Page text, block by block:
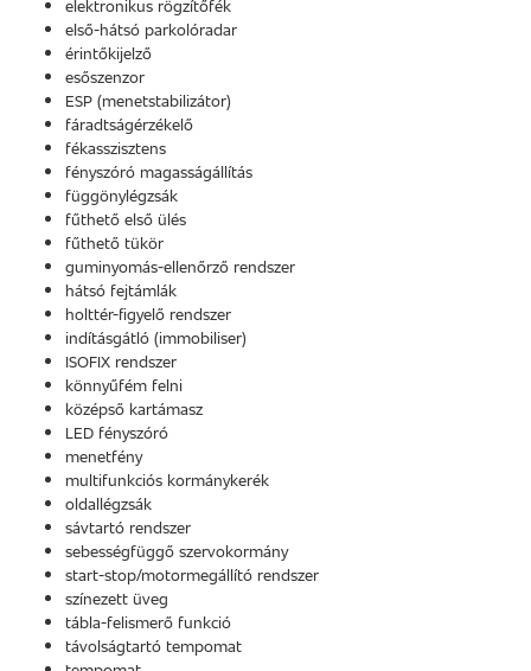
elektronikus rögzítőfék
első-hátsó parkolóradar
érintőkijelző
esőszenzor
ESP (menetstabilizátor)
fáradtságérzékelő
fékasszisztens
fényszóró magasságállítás
függönylégzsák
fűthető első ülés
fűthető tükör
guminyomás-ellenőrző rendszer
hátsó fejtámlák
holttér-figyelő rendszer
indításgátló (immobiliser)
ISOFIX rendszer
könnyűfém felni
középső kartámasz
LED fényszóró
menetfény
multifunkciós kormánykerék
oldallégzsák
sávtartó rendszer
sebességfüggő szervokormány
start-stop/motormegállító rendszer
színezett üveg
tábla-felismerő funkció
távolságtartó tempomat